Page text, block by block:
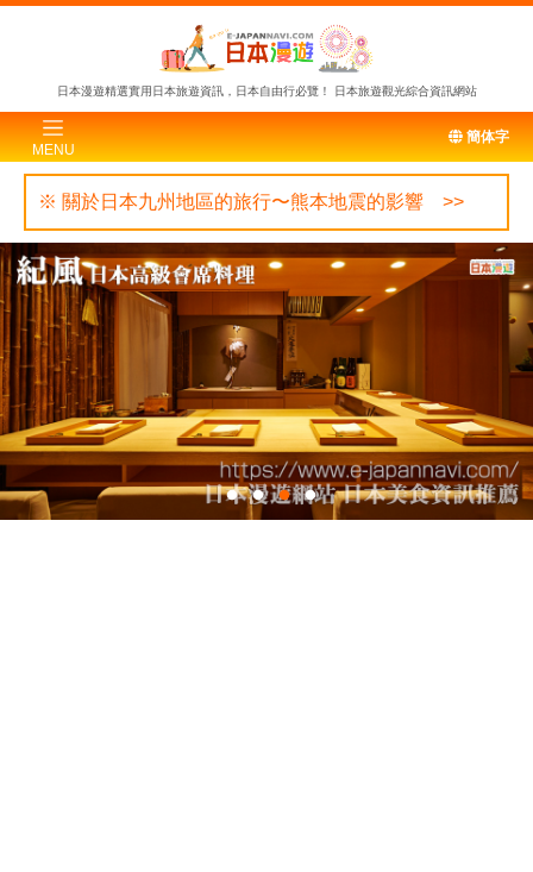
日本漫遊精選實用日本旅遊資訊，日本自由行必覽！ 日本旅遊觀光綜合資訊網站
MENU
簡体字
※ 關於日本九州地區的旅行〜熊本地震的影響 >>